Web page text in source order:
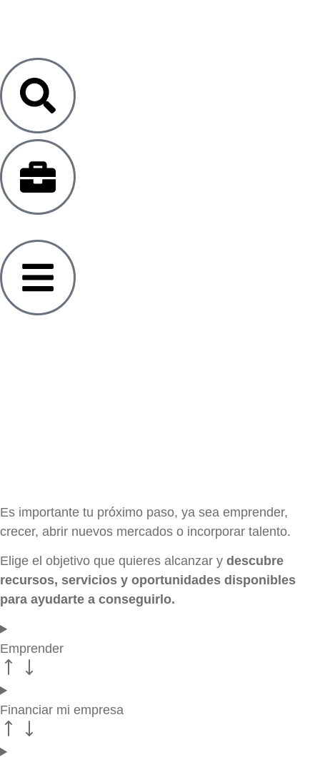
Es importante tu próximo paso, ya sea emprender,
crecer, abrir nuevos mercados o incorporar talento.
Elige el objetivo que quieres alcanzar y descubre
recursos, servicios y oportunidades disponibles
para ayudarte a conseguirlo.
Emprender
Financiar mi empresa